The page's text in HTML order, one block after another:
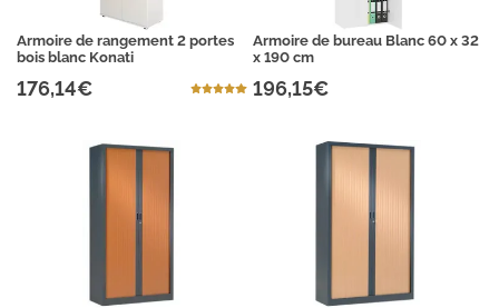
Armoire de rangement 2 portes
bois blanc Konati
176,14€
Armoire de bureau Blanc 60 x 32
x 190 cm
196,15€